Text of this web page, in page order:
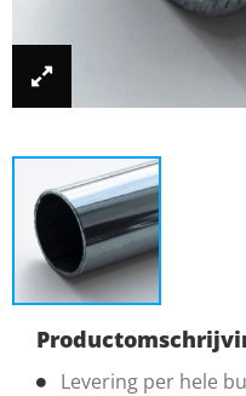
Levering per hele